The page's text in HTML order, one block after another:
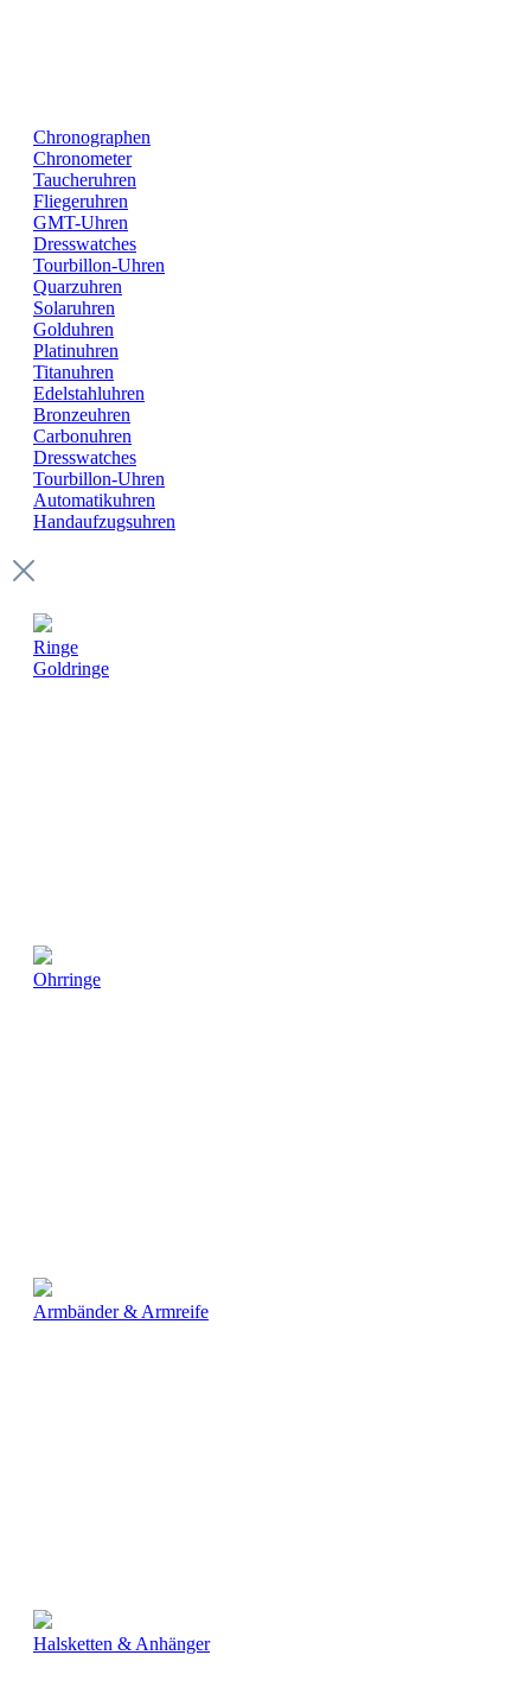
Chronographen
Chronometer
Taucheruhren
Fliegeruhren
GMT-Uhren
Dresswatches
Tourbillon-Uhren
Quarzuhren
Solaruhren
Golduhren
Platinuhren
Titanuhren
Edelstahluhren
Bronzeuhren
Carbonuhren
Dresswatches
Tourbillon-Uhren
Automatikuhren
Handaufzugsuhren
Ringe
Goldringe
Ohrringe
Armbänder & Armreife
Halsketten & Anhänger